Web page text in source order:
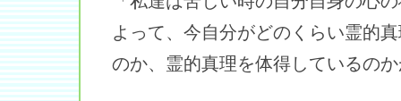
よって、今自分がどのくらい霊的
のか、霊的真理を体得しているの